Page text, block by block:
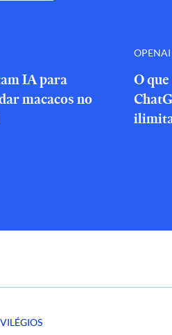
IA para
macacos no
OPENAI
O